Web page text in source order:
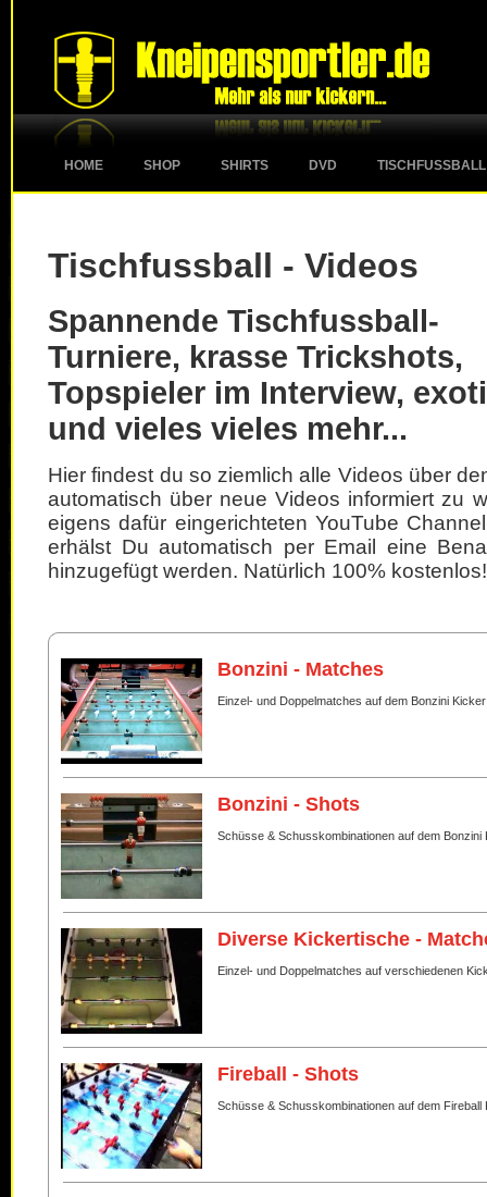
HOME SHOP SHIRTS DVD TISCHFUSSBALL
Tischfussball - Videos
Spannende Tischfussball-
Turniere, krasse Trickshots,
Topspieler im Interview,
und vieles vieles mehr...
Hier findest du so ziemlich alle Videos über
automatisch über neue Videos informiert zu
eigens dafür eingerichteten YouTube
erhälst Du automatisch per Email eine
hinzugefügt werden. Natürlich 100% kostenlos!
Bonzini - Matches
Einzel- und Doppelmatches auf dem Bonzini Kicker
Bonzini - Shots
Schüsse & Schusskombinationen auf dem Bonzini
Diverse Kickertische -
Einzel- und Doppelmatches auf verschiedenen
Fireball - Shots
Schüsse & Schusskombinationen auf dem Fireball